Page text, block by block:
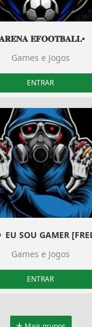
𝐄𝐅𝐎𝐎𝐓𝐁𝐀𝐋𝐋•
Games e Jogos
ENTRAR
EU SOU GAMER
Games e Jogos
ENTRAR